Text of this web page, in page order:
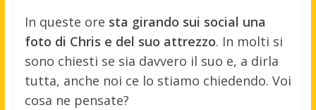
In queste ore sta girando sui social una
foto di Chris e del suo attrezzo. In molti si
sono chiesti se sia davvero il suo e, a dirla
tutta, anche noi ce lo stiamo chiedendo. Voi
cosa ne pensate?